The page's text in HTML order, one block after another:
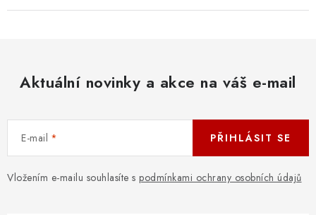
Aktuální novinky a akce na váš e-mail
E-mail
Vložením e-mailu souhlasíte s podmínkami ochrany osobních údajů
PŘIHLÁSIT SE